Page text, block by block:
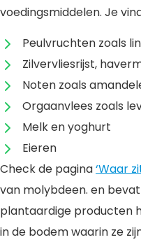
voedingsmiddelen. Je
Peulvruchten zoals
Zilvervliesrijst,
Noten zoals
Orgaanvlees zoals
Melk en yoghurt
Eieren
Check de pagina‘Waar
van molybdeen. en
plantaardige producten
in de bodem waarin ze